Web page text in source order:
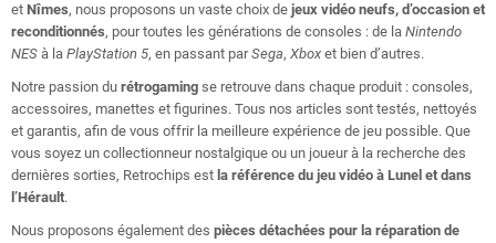
et Nîmes, nous proposons un vaste choix de jeux vidéo neufs, d’occasion et
reconditionnés, pour toutes les générations de consoles : de la Nintendo
NES à la PlayStation 5, en passant parSega, Xbox et bien d’autres.
Notre passion du rétrogaming se retrouve dans chaque produit : consoles,
accessoires, manettes et figurines. Tous nos articles sont testés, nettoyés
et garantis, afin de vous offrir la meilleure expérience de jeu possible. Que
vous soyez un collectionneur nostalgique ou un joueur à la recherche des
dernières sorties, Retrochips est la référence du jeu vidéo à Lunel et dans
l’Hérault.
Nous proposons également des pièces détachées pour la réparation de